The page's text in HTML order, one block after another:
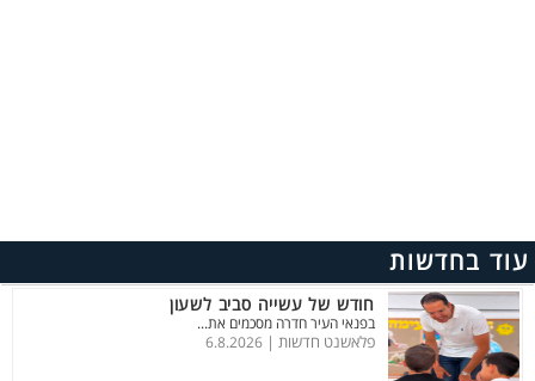
עוד בחדשות
חודש של עשייה סביב לשעון
בפנאי העיר חדרה מסכמים את...
פלאשנט חדשות | 6.8.2026